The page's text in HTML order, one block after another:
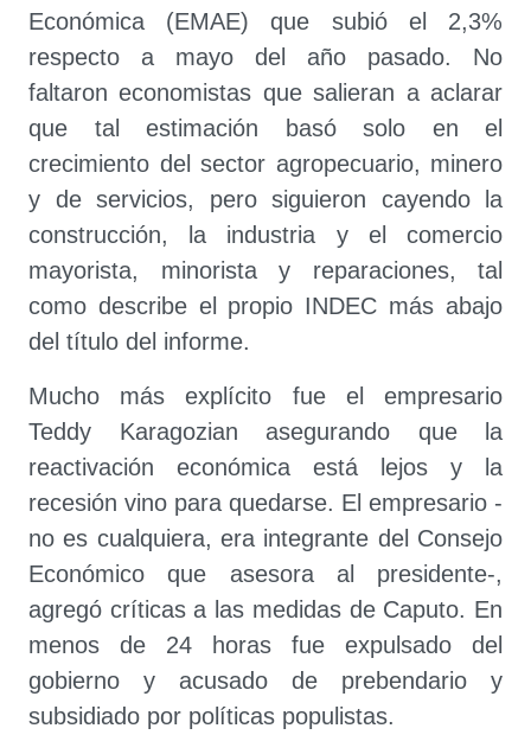
Económica (EMAE) que subió el 2,3%
respecto a mayo del año pasado. No
faltaron economistas que salieran a aclarar
que tal estimación basó solo en el
crecimiento del sector agropecuario, minero
y de servicios, pero siguieron cayendo la
construcción, la industria y el comercio
mayorista, minorista y reparaciones, tal
como describe el propio INDEC más abajo
del título del informe.
Mucho más explícito fue el empresario
Teddy Karagozian asegurando que la
reactivación económica está lejos y la
recesión vino para quedarse. El empresario -
no es cualquiera, era integrante del Consejo
Económico que asesora al presidente-,
agregó críticas a las medidas de Caputo. En
menos de 24 horas fue expulsado del
gobierno y acusado de prebendario y
subsidiado por políticas populistas.